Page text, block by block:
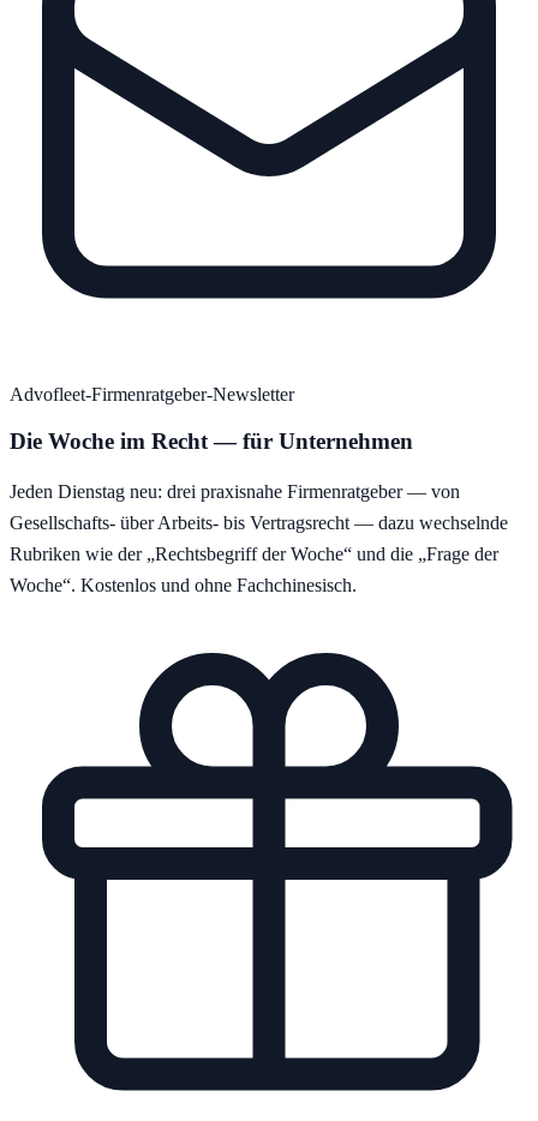
Advofleet-Firmenratgeber-Newsletter
Die Woche im Recht — für Unternehmen
Jeden Dienstag neu: drei praxisnahe Firmenratgeber — von
Gesellschafts- über Arbeits- bis Vertragsrecht — dazu wechselnde
Rubriken wie der „Rechtsbegriff der Woche“ und die „Frage der
Woche“. Kostenlos und ohne Fachchinesisch.